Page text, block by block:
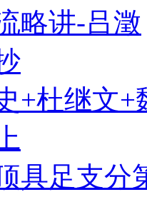
略讲-吕澂
+杜继文
具足支分